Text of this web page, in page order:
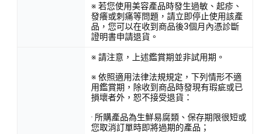
※ 若您使用美容產品時發生過敏、起疹、
發癢或刺痛等問題，請立即停止使用該產
品，您可以在收到商品後3個月內憑診斷
證明書申請退貨。
※ 請注意，上述鑑賞期並非試用期。
※ 依照適用法律法規規定，下列情形不適
用鑑賞期，除收到商品時發現有瑕疵或已
損壞者外，恕不接受退貨：
· 所購產品為生鮮易腐類、保存期限很短或
您取消訂單時即將過期的產品；